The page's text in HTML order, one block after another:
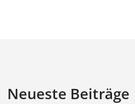
Neueste Beiträge